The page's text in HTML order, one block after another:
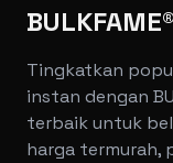
BULKFAME®
Tingkatkan
instan dengan
terbaik untuk
harga termurah,